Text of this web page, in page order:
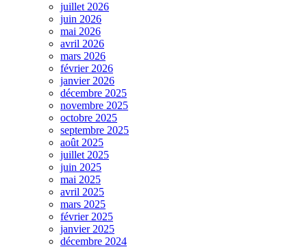
juillet 2026
juin 2026
mai 2026
avril 2026
mars 2026
février 2026
janvier 2026
décembre 2025
novembre 2025
octobre 2025
septembre 2025
août 2025
juillet 2025
juin 2025
mai 2025
avril 2025
mars 2025
février 2025
janvier 2025
décembre 2024